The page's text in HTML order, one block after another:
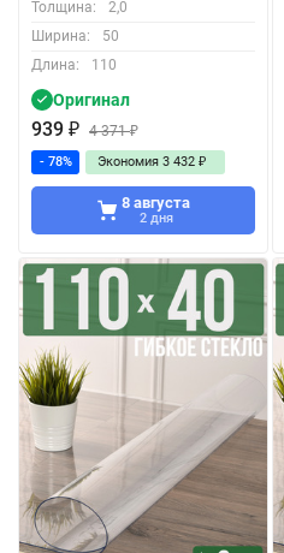
Толщина:
2,0
Ширина:
50
Длина:
110
Оригинал
939 ₽ 4 371₽
- 78% Экономия 3 432 ₽
8 августа
2 дня